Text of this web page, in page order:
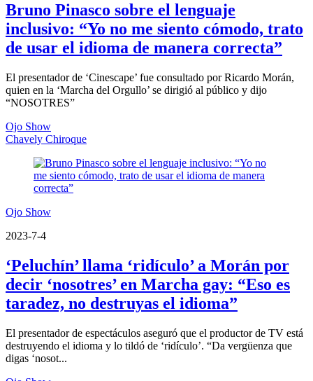
Bruno Pinasco sobre el lenguaje
inclusivo: “Yo no me siento cómodo, trato
de usar el idioma de manera correcta”
El presentador de ‘Cinescape’ fue consultado por Ricardo Morán,
quien en la ‘Marcha del Orgullo’ se dirigió al público y dijo
“NOSOTRES”
Ojo Show
Chavely Chiroque
Ojo Show
2023-7-4
‘Peluchín’ llama ‘ridículo’ a Morán por
decir ‘nosotres’ en Marcha gay: “Eso es
taradez, no destruyas el idioma”
El presentador de espectáculos aseguró que el productor de TV está
destruyendo el idioma y lo tildó de ‘ridículo’. “Da vergüenza que
digas ‘nosot...